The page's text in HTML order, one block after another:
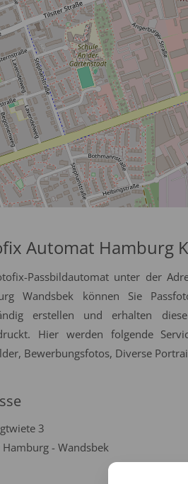
Automat Hamburg
Passbildautomat unter der
Wandsbek können Sie
erstellen und erhalten
Hier werden folgende
Bewerbungsfotos, Diverse
3
- Wandsbek